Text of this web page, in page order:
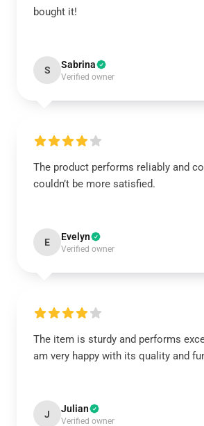
bought it!
S Sabrina
Verified owner
The product performs reliably and
couldn’t be more satisfied.
E Evelyn
Verified owner
The item is sturdy and performs
am very happy with its quality and
J Julian
Verified owner